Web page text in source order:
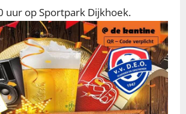
uur op Sportpark Dijkhoek.